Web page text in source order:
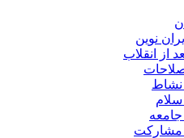
نوین
از انقلاب
نشاط
سلام
جامعه
مشارکت